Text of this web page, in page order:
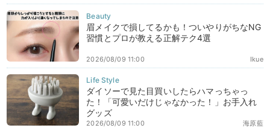
眉メイクで損してるかも！ついやりがちなNG
習慣とプロが教える正解テク4選
Ikue
2026/08/09 11:00
ダイソーで見た目買いしたらハマっちゃっ
た！「可愛いだけじゃなかった！」お手入れ
グッズ
海原藍
2026/08/09 11:00